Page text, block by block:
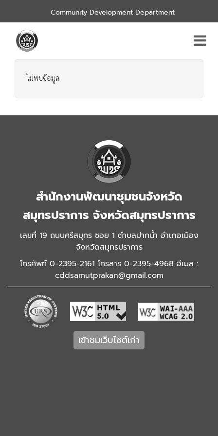
Community Development Department
ไม่พบข้อมูล
สำนักงานพัฒนาชุมชนจังหวัด
สมุทรปราการ จังหวัดสมุทรปราการ
เลขที่ 19 ถนนศรีสมุทร ซอย 1 ตำบลปากน้ำ อำเภอเมือง
จังหวัดสมุทรปราการ
โทรศัพท์ 0-2395-2161 โทรสาร 0-2395-4968 อีเมล :
cddsamutprakan@gmail.com
เข้าชมเว็บไซต์เก่า